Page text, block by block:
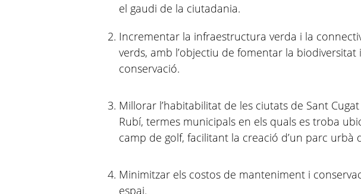
el gaudi de la ciutadania.
Incrementar la infraestructura verda i la
verds, amb l’objectiu de fomentar la biodiversitat
conservació.
Millorar l’habitabilitat de les ciutats de Sant
Rubí, termes municipals en els quals es troba
camp de golf, facilitant la creació d’un parc urbà
Minimitzar els costos de manteniment i
espai.